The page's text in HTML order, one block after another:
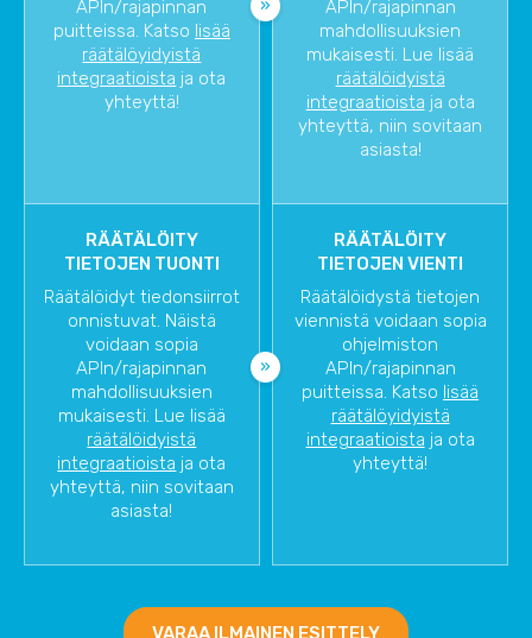
APIn/rajapinnan
puitteissa. Katso lisää
räätälöyidyistä
integraatioista ja ota
yhteyttä!
APIn/rajapinnan
mahdollisuuksien
mukaisesti. Lue lisää
räätälöidyistä
integraatioista ja ota
yhteyttä, niin sovitaan
asiasta!
RÄÄTÄLÖITY
TIETOJEN TUONTI
Räätälöidyt tiedonsiirrot
onnistuvat. Näistä
voidaan sopia
APIn/rajapinnan
mahdollisuuksien
mukaisesti. Lue lisää
räätälöidyistä
integraatioista ja ota
yhteyttä, niin sovitaan
asiasta!
RÄÄTÄLÖITY
TIETOJEN VIENTI
Räätälöidystä tietojen
viennistä voidaan sopia
ohjelmiston
APIn/rajapinnan
puitteissa. Katso lisää
räätälöyidyistä
integraatioista ja ota
yhteyttä!
VARAA ILMAINEN ESITTELY